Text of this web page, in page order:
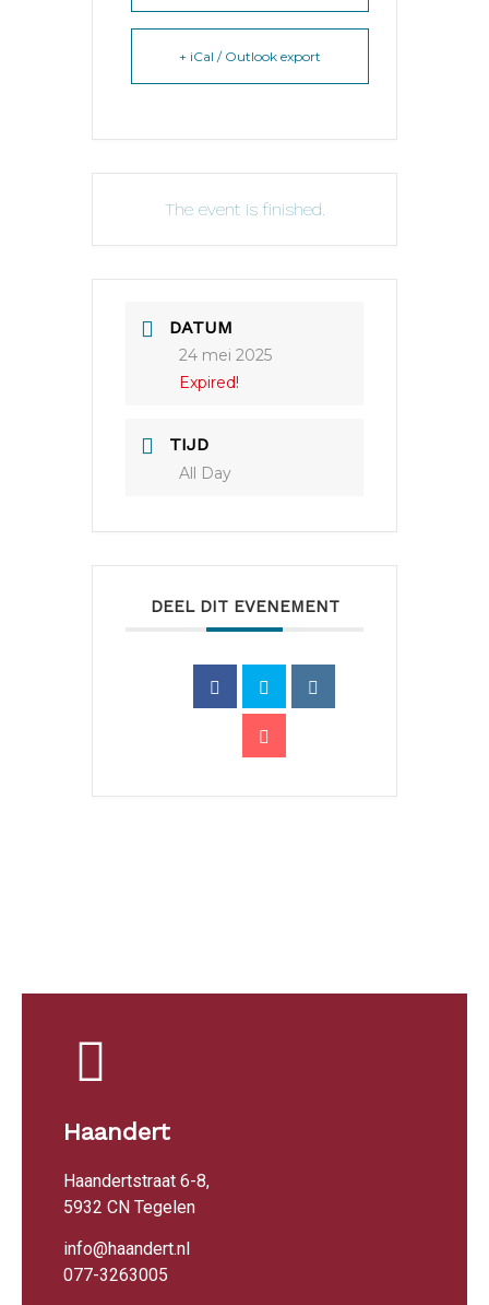
+ iCal / Outlook export
The event is finished.
DATUM
24 mei 2025
Expired!
TIJD
All Day
DEEL DIT EVENEMENT
Haandert
Haandertstraat 6-8,
5932 CN Tegelen
info@haandert.nl
077-3263005